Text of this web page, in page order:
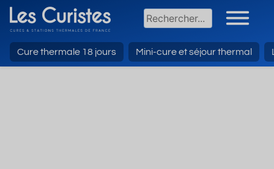
Cure thermale 18 jours Mini-cure et séjour thermal